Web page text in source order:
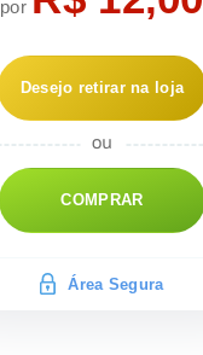
por
Desejo retirar na loja
COMPRAR
Área Segura